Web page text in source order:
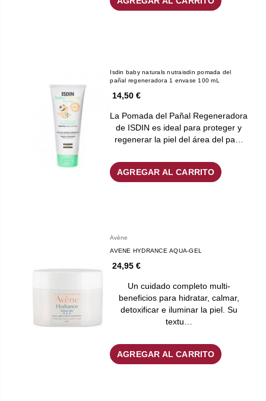
Isdin baby naturals nutraisdin pomada del
pañal regeneradora 1 envase 100 mL
14,50 €
La Pomada del Pañal Regeneradora
de ISDIN es ideal para proteger y
regenerar la piel del área del pa…
AGREGAR AL CARRITO
Avène
AVENE HYDRANCE AQUA-GEL
24,95 €
Un cuidado completo multi-
beneficios para hidratar, calmar,
detoxificar e iluminar la piel. Su
textu…
AGREGAR AL CARRITO